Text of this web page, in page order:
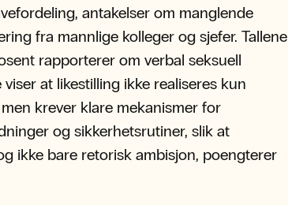
antakelser om manglende
fra mannlige kolleger og sjefer. Tallene
rapporterer om verbal seksuell
at likestilling ikke realiseres kun
krever klare mekanismer for
og sikkerhetsrutiner, slik at
ikke bare retorisk ambisjon, poengterer